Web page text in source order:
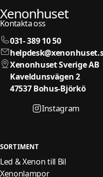
Xenonhuset
Kontakta oss
031- 389 10 50
Xenonhuset Sverige AB
Kaveldunsvägen 2
47537 Bohus-Björkö
Instagram
SORTIMENT
Led & Xenon till Bil
Xenonlampor